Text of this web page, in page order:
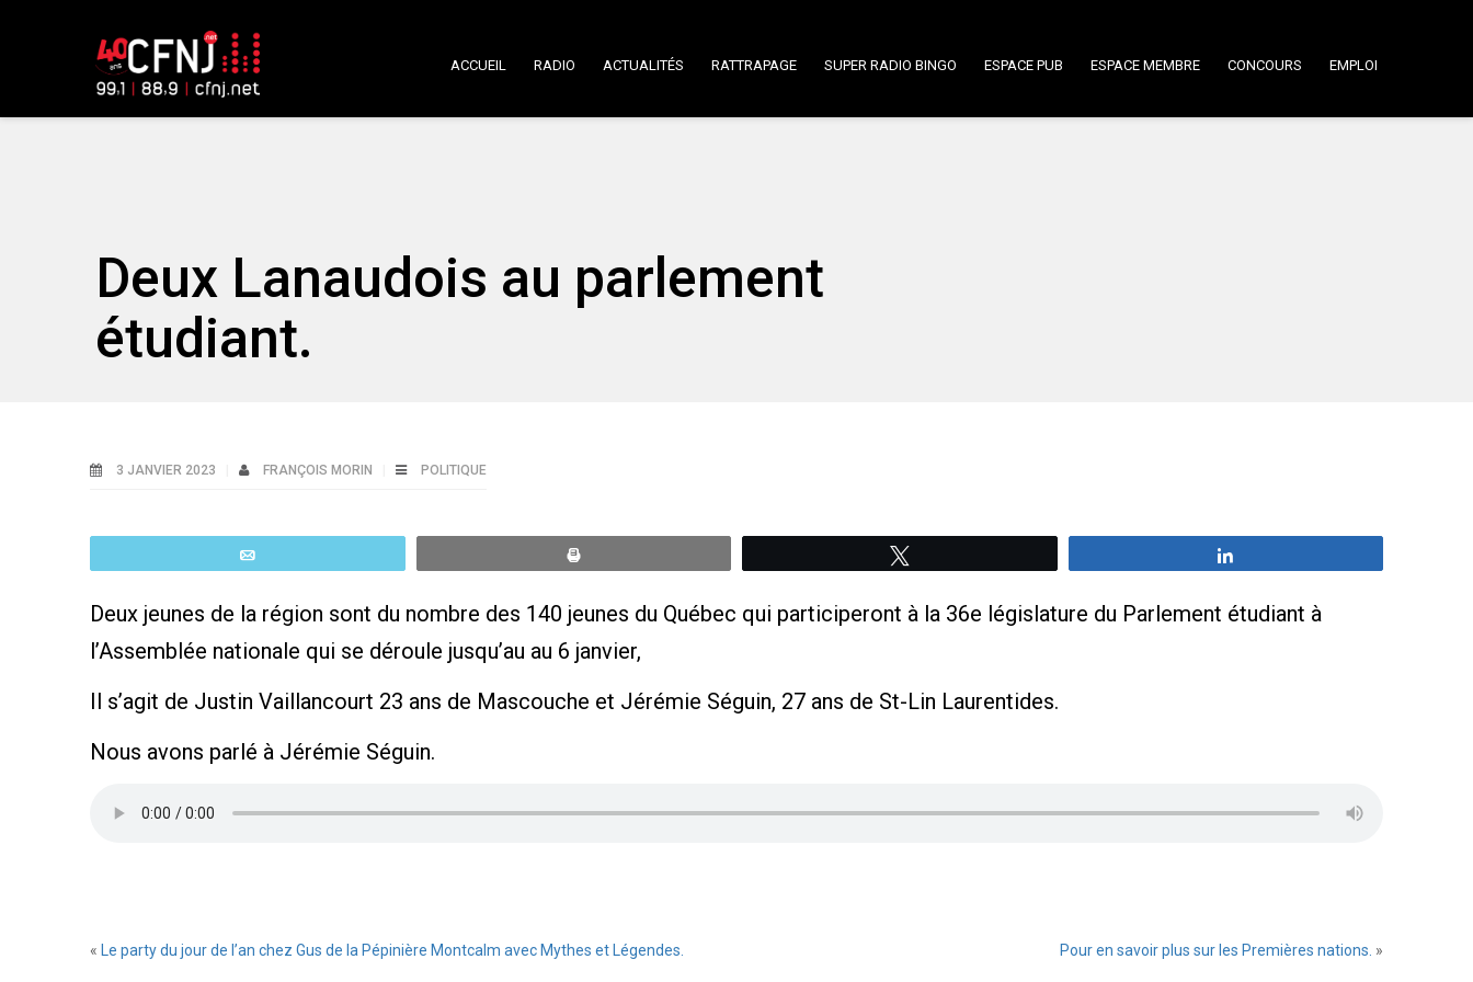
ACCUEIL RADIO ACTUALITÉS RATTRAPAGE SUPER RADIO BINGO ESPACE PUB ESPACE MEMBRE CONCOURS EMPLOI
Deux Lanaudois au parlement
étudiant.
3 JANVIER 2023 FRANÇOIS MORIN POLITIQUE
Deux jeunes de la région sont du nombre des 140 jeunes du Québec qui participeront à la 36e législature du Parlement étudiant à
l’Assemblée nationale qui se déroule jusqu’au au 6 janvier,
Il s’agit de Justin Vaillancourt 23 ans de Mascouche et Jérémie Séguin, 27 ans de St-Lin Laurentides.
Nous avons parlé à Jérémie Séguin.
« Le party du jour de l’an chez Gus de la Pépinière Montcalm avec Mythes et Légendes. Pour en savoir plus sur les Premières nations. »